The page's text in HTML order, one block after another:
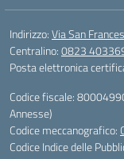
Indirizzo:Via San
Centralino:0823
Posta elettronica
Codice fiscale:
Annesse)
Codice meccanografico:
Codice Indice delle